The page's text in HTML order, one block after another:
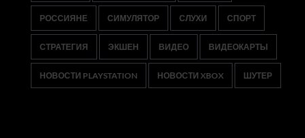
РОССИЯНЕ СИМУЛЯТОР СЛУХИ СПОРТ
СТРАТЕГИЯ ЭКШЕН ВИДЕО ВИДЕОКАРТЫ
НОВОСТИ PLAYSTATION НОВОСТИ XBOX ШУТЕР